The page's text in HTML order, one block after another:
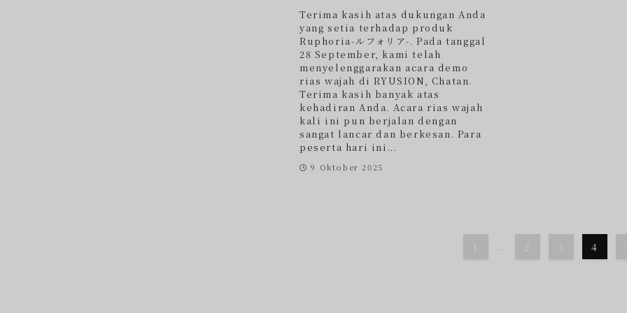
Terima kasih atas dukungan Anda
yang setia terhadap produk
Ruphoria-ルフォリア-. Pada tanggal
28 September, kami telah
menyelenggarakan acara demo
rias wajah di RYUSION, Chatan.
Terima kasih banyak atas
kehadiran Anda. Acara rias wajah
kali ini pun berjalan dengan
sangat lancar dan berkesan. Para
peserta hari ini...
9 Oktober 2025
... 2 3 4